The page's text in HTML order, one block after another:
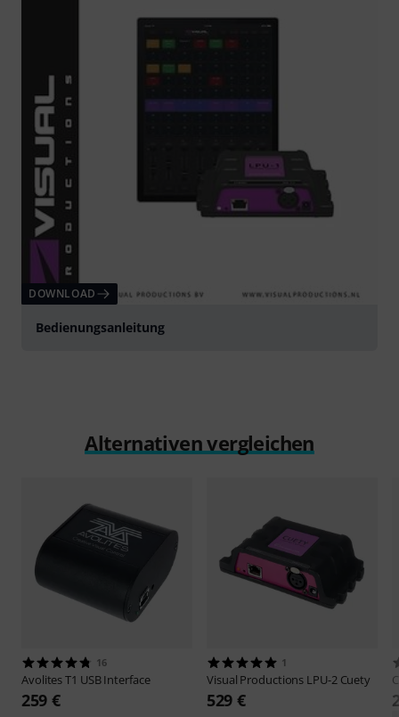
DOWNLOAD
Bedienungsanleitung
Alternativen vergleichen
16
AvolitesT1 USB Interface
259 €
1
Visual Productions LPU-2 Cuety
529 €